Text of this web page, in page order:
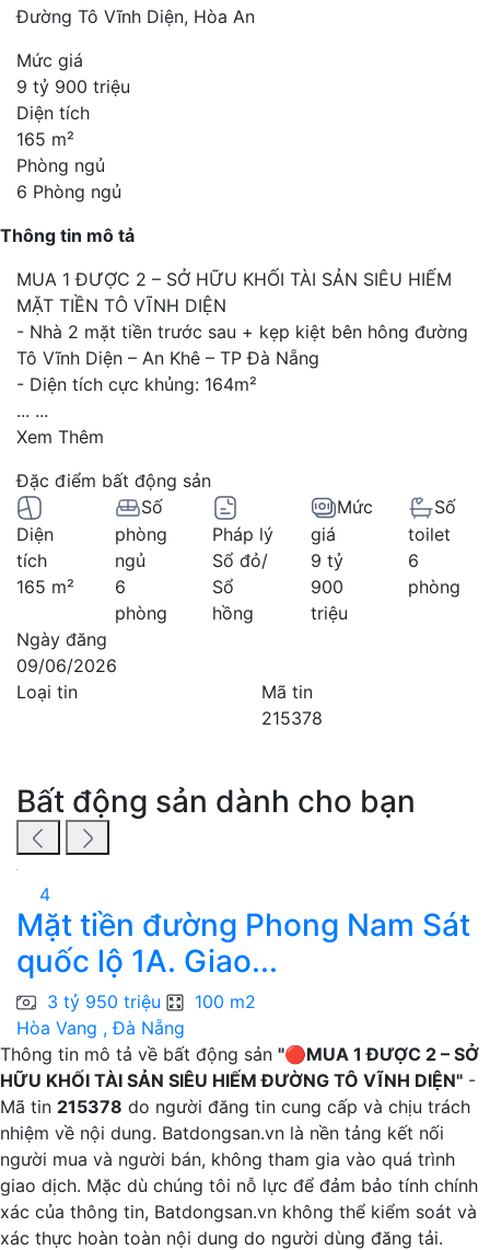
Đường Tô Vĩnh Diện, Hòa An
Mức giá
9 tỷ 900 triệu
Diện tích
165 m²
Phòng ngủ
6 Phòng ngủ
Thông tin mô tả
MUA 1 ĐƯỢC 2 – SỞ HỮU KHỐI TÀI SẢN SIÊU HIẾM
MẶT TIỀN TÔ VĨNH DIỆN
- Nhà 2 mặt tiền trước sau + kẹp kiệt bên hông đường
Tô Vĩnh Diện – An Khê – TP Đà Nẵng
- Diện tích cực khủng: 164m²
... ...
Xem Thêm
Đặc điểm bất động sản
Diện
tích
165 m²
Số
phòng
ngủ
6
phòng
Pháp lý
Sổ đỏ/
Sổ
hồng
Mức
giá
9 tỷ
900
triệu
Số
toilet
6
phòng
Ngày đăng
09/06/2026
Loại tin
Mã tin
215378
Bất động sản dành cho bạn
4
Mặt tiền đường Phong Nam Sát
quốc lộ 1A. Giao...
3 tỷ 950 triệu
100 m2
Hòa Vang , Đà Nẵng
Thông tin mô tả về bất động sản "🔴MUA 1 ĐƯỢC 2 – SỞ
HỮU KHỐI TÀI SẢN SIÊU HIẾM ĐƯỜNG TÔ VĨNH DIỆN" -
Mã tin 215378 do người đăng tin cung cấp và chịu trách
nhiệm về nội dung. Batdongsan.vn là nền tảng kết nối
người mua và người bán, không tham gia vào quá trình
giao dịch. Mặc dù chúng tôi nỗ lực để đảm bảo tính chính
xác của thông tin, Batdongsan.vn không thể kiểm soát và
xác thực hoàn toàn nội dung do người dùng đăng tải.